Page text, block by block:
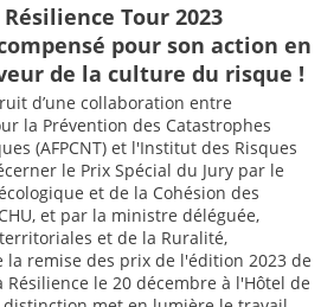
Résilience Tour 2023
pour son action en
de la culture du risque !
d’une collaboration entre
la Prévention des Catastrophes
(AFPCNT) et l'Institut des Risques
le Prix Spécial du Jury par le
et de la Cohésion des
et par la ministre déléguée,
et de la Ruralité,
la remise des prix de l'édition 2023 de
Résilience le 20 décembre à l'Hôtel de